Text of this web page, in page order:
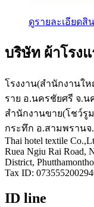
ดูรายละเอียดสิ
บริษัท ผ้าโรง
โรงงาน(สำนักงานให
ราย อ.นครชัยศรี จ.น
สำนักงานขาย(โชว์รู
กระทึก อ.สามพราน
Thai hotel textile
Ruea Ngiu Rai Road,
District,
Tax ID:
ID line